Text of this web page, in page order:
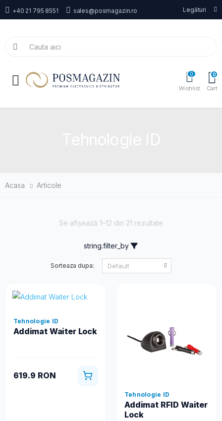
+40 21 795 8551 sales@posmagazin.ro Legături
Toggle mobile menu
0
Wishlist
0
Cart
Acasa Articole
Se afișează 1–12 din 21 rezultate
string.filter_by
Sorteaza dupa:
Tehnologie ID
Addimat Waiter Lock
619.9 RON
Tehnologie ID
Addimat RFID Waiter
Lock